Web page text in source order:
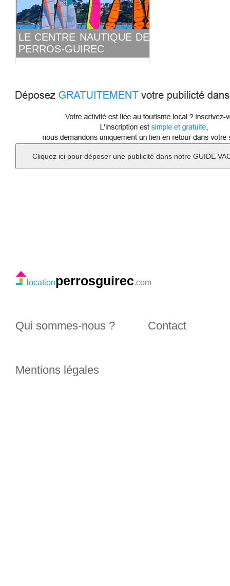
LE CENTRE NAUTIQUE DE
PERROS-GUIREC
locationperrosguirec.com
Qui sommes-nous ? Contact
Mentions légales